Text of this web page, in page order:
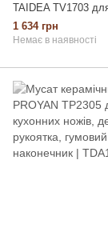
TAIDEA TV1703
кухонних ножів,
ABS рукоятка,
1 634 грн
Немає в наявності